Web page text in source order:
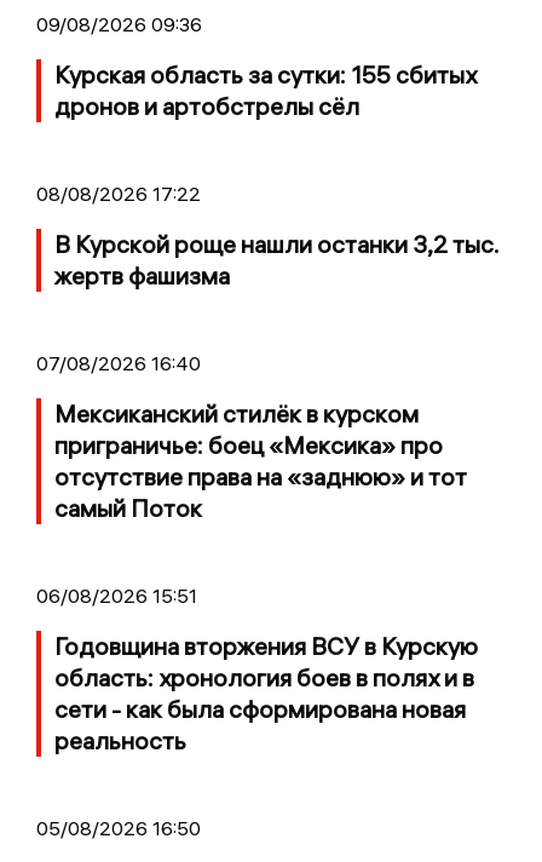
09/08/2026 09:36
Курская область за сутки: 155 сбитых
дронов и артобстрелы сёл
08/08/2026 17:22
В Курской роще нашли останки 3,2 тыс.
жертв фашизма
07/08/2026 16:40
Мексиканский стилёк в курском
приграничье: боец «Мексика» про
отсутствие права на «заднюю» и тот
самый Поток
06/08/2026 15:51
Годовщина вторжения ВСУ в Курскую
область: хронология боев в полях и в
сети - как была сформирована новая
реальность
05/08/2026 16:50